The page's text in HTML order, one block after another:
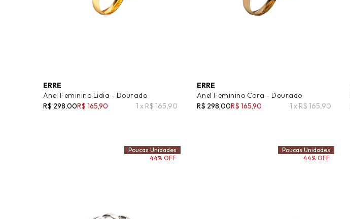
ERRE
Anel Feminino Lidia - Dourado
R$ 298,00R$ 165,90 1 x R$ 165,90
ERRE
Anel Feminino Cora - Dourado
R$ 298,00R$ 165,90 1 x R$ 165,90
Poucas Unidades
44% OFF
Poucas Unidades
44% OFF